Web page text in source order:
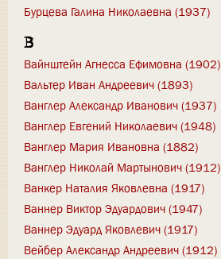
Бурцева Галина Николаевна (1937)
В
Вайнштейн Агнесса Ефимовна (1902)
Вальтер Иван Андреевич (1893)
Ванглер Александр Иванович (1937)
Ванглер Евгений Николаевич (1948)
Ванглер Мария Ивановна (1882)
Ванглер Николай Мартынович (1912)
Ванкер Наталия Яковлевна (1917)
Ваннер Виктор Эдуардович (1947)
Ваннер Эдуард Яковлевич (1917)
Вейбер Александр Андреевич (1912)